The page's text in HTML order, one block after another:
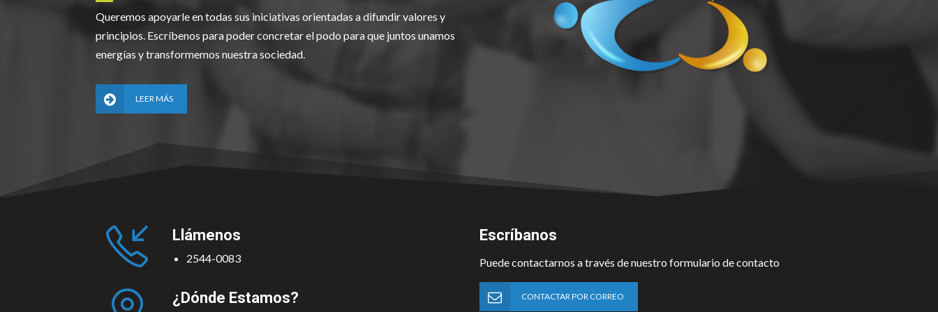
Queremos apoyarle en todas sus iniciativas orientadas a difundir valores y
principios. Escríbenos para poder concretar el podo para que juntos unamos
energías y transformemos nuestra sociedad.
LEER MÁS
Llámenos
2544-0083
¿Dónde Estamos?
Escríbanos
Puede contactarnos a través de nuestro formulario de contacto
CONTACTAR POR CORREO